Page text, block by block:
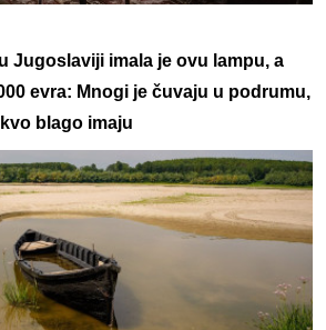
Jugoslaviji imala je ovu lampu, a
evra: Mnogi je čuvaju u podrumu,
blago imaju